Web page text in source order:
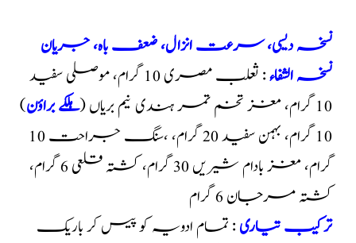
نسخہ دیسی، سرعت انزال، ضعف باہ، جریان
نسخہ الشفاء
: ثعلب مصری 10 گرام، موصلی سفید
10 گرام، مغز تخم تمر ہندی نیم بریاں (
ہلکے براؤن)
10 گرام، بہمن سفید 20 گرام، ،سنگ جراحت 10
گرام، مغز بادام شیریں 30 گرام، کشتہ قلعی 6 گرام،
کشتہ مرجان 6 گرام
ترکیب تیاری: تمام ادویہ کو پیس کر باریک